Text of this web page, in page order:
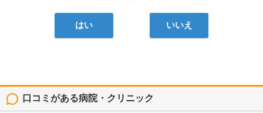
はい いいえ
口コミがある病院・クリニック